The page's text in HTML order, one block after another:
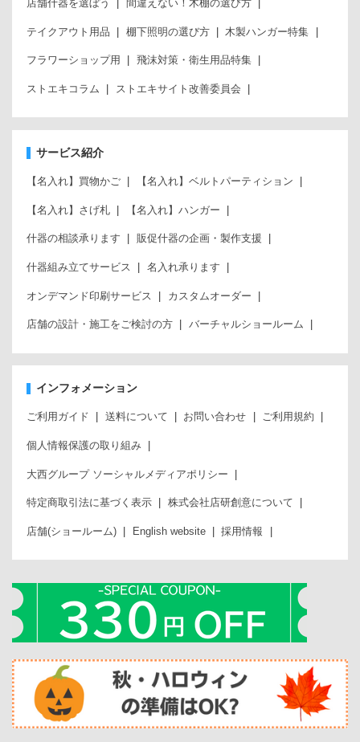
店舗什器を選ぼう 間違えない！木棚の選び方
テイクアウト用品 棚下照明の選び方 木製ハンガー特集
フラワーショップ用 飛沫対策・衛生用品特集
ストエキコラム ストエキサイト改善委員会
サービス紹介
【名入れ】買物かご 【名入れ】ベルトパーティション
【名入れ】さげ札 【名入れ】ハンガー
什器の相談承ります 販促什器の企画・製作支援
什器組み立てサービス 名入れ承ります
オンデマンド印刷サービス カスタムオーダー
店舗の設計・施工をご検討の方 バーチャルショールーム
インフォメーション
ご利用ガイド 送料について お問い合わせ ご利用規約
個人情報保護の取り組み
大西グループ ソーシャルメディアポリシー
特定商取引法に基づく表示 株式会社店研創意について
店舗(ショールーム) English website 採用情報